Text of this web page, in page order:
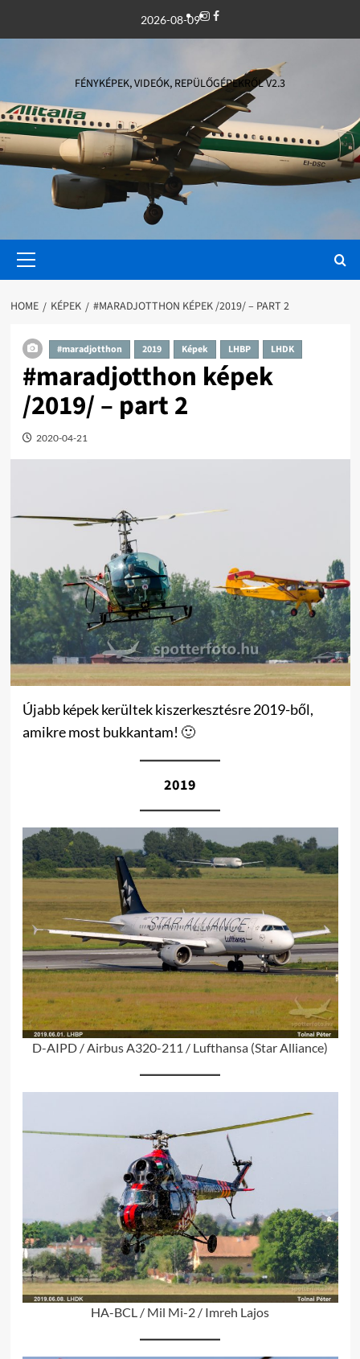
2026-08-09Instagram
Facebook
FÉNYKÉPEK, VIDEÓK, REPÜLŐGÉPEKRŐL V2.3
Menu
HOME KÉPEK #MARADJOTTHON KÉPEK /2019/ – PART 2
#maradjotthon 2019 Képek LHBP LHDK
#maradjotthon képek
/2019/ – part 2
2020-04-21
Újabb képek kerültek kiszerkesztésre 2019-ből,
amikre most bukkantam! 🙂
2019
D-AIPD / Airbus A320-211 / Lufthansa (Star Alliance)
HA-BCL / Mil Mi-2 / Imreh Lajos